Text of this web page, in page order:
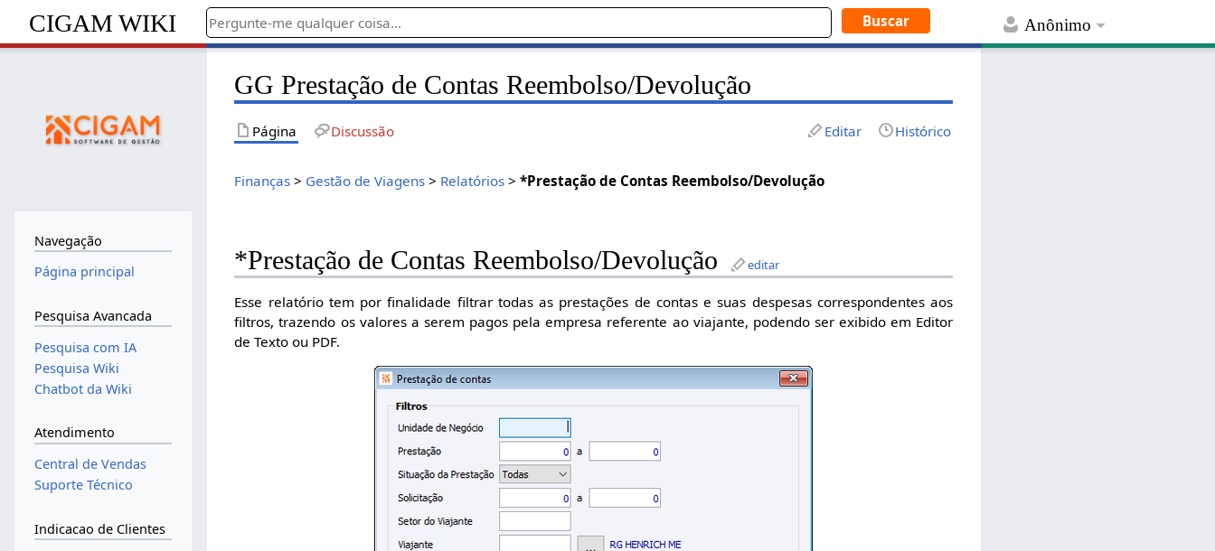
Anônimo
CIGAM WIKI
GG Prestação de Contas Reembolso/Devolução
Página Discussão Editar Histórico
Finanças > Gestão de Viagens > Relatórios >*Prestação de Contas Reembolso/Devolução
*Prestação de Contas Reembolso/Devolução editar
Esse relatório tem por finalidade filtrar todas as prestações de contas e suas despesas correspondentes aos
filtros, trazendo os valores a serem pagos pela empresa referente ao viajante, podendo ser exibido em Editor
de Texto ou PDF.
Navegação
Página principal
Pesquisa Avancada
Pesquisa com IA
Pesquisa Wiki
Chatbot da Wiki
Atendimento
Central de Vendas
Suporte Técnico
Indicacao de Clientes